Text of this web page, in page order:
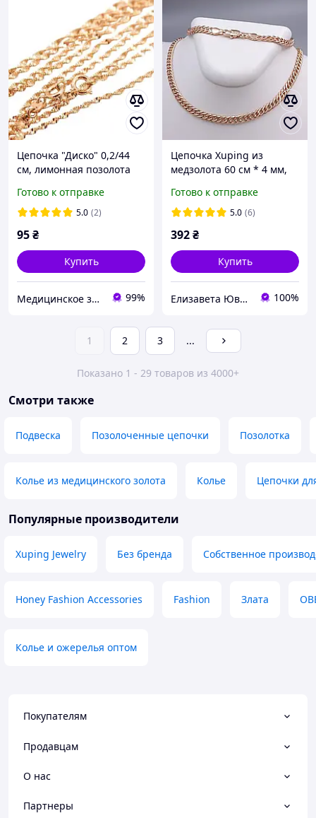
Цепочка "Диско" 0,2/44
см, лимонная позолота
(324827)
Готово к отправке
5.0 (2)
95₴
Купить
Медицинское золото Xuping и Бижутерия оптом 99%
Цепочка Xuping из
медзолота 60 см * 4 мм,
медицинское золото
Готово к отправке
5.0 (6)
392₴
Купить
Елизавета Ювелирная бижутерия 100%
1 2 3 ...
Показано 1 - 29 товаров из 4000+
Смотри также
Подвеска Позолоченные цепочки Позолотка
Колье из медицинского золота Колье Цепочки
Популярные производители
Xuping Jewelry Без бренда Собственное
Honey Fashion Accessories Fashion Злата
Колье и ожерелья оптом
Покупателям
Продавцам
О нас
Партнеры